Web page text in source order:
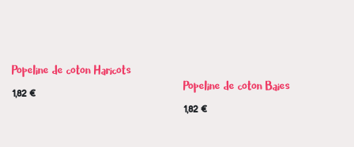
Nouveau !
Popeline de coton Haricots
1,82€ Nouveau !
Popeline de coton Baies
1,82€